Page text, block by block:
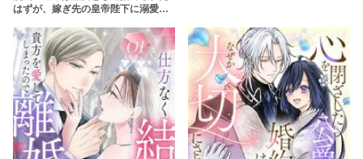
はずが、嫁ぎ先の皇帝陛下に溺愛さ
終回の結末と登場人物を解説